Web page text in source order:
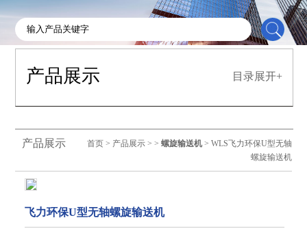
产品展示 目录展开+
产品展示 首页> 产品展示> > 螺旋输送机> WLS飞力环保U型无轴
螺旋输送机
飞力环保U型无轴螺旋输送机